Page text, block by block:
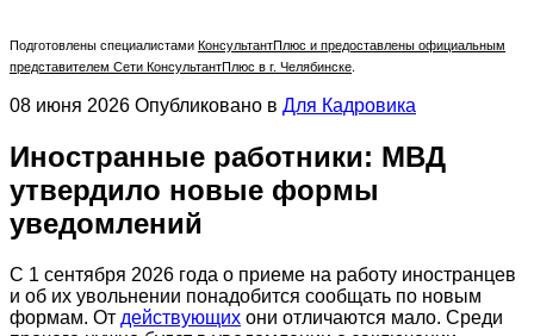
Подготовлены специалистами КонсультантПлюс и предоставлены официальным
представителем Сети КонсультантПлюс в г. Челябинске
08 июня 2026 Опубликовано в Для Кадровика
Иностранные работники: МВД
утвердило новые формы
уведомлений
С 1 сентября 2026 года о приеме на работу иностранцев
и об их увольнении понадобится сообщать по новым
формам. От действующих они отличаются мало. Среди